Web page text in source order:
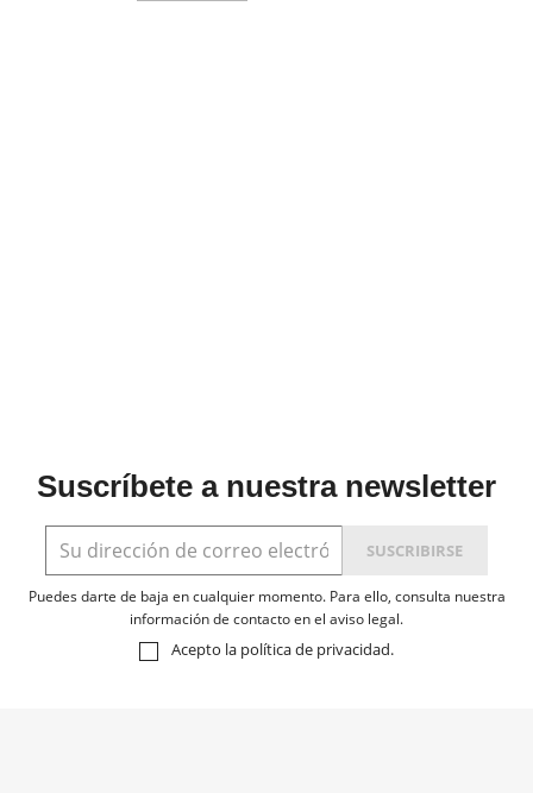
Suscríbete a nuestra newsletter
Puedes darte de baja en cualquier momento. Para ello, consulta nuestra
información de contacto en el aviso legal.
Acepto la política de privacidad.